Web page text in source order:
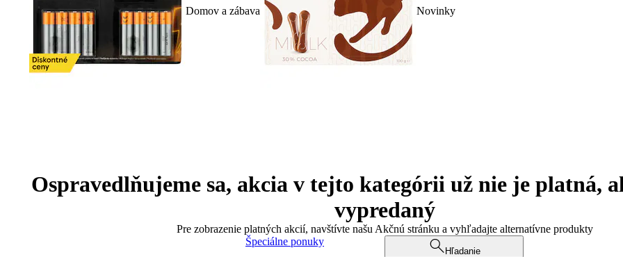
Domov a zábava Novinky
Ospravedlňujeme sa, akcia v tejto kategórii už nie je platná,
vypredaný
Pre zobrazenie platných akcií, navštívte našu Akčnú stránku a vyhľadajte alternatívne produkty
Špeciálne ponuky
Hľadanie